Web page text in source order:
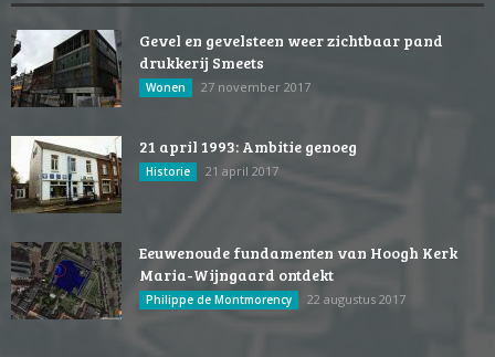
Gevel en gevelsteen weer zichtbaar pand
drukkerij Smeets
Wonen 27 november 2017
21 april 1993: Ambitie genoeg
Historie 21 april 2017
Eeuwenoude fundamenten van Hoogh Kerk
Maria-Wijngaard ontdekt
Philippe de Montmorency 22 augustus 2017